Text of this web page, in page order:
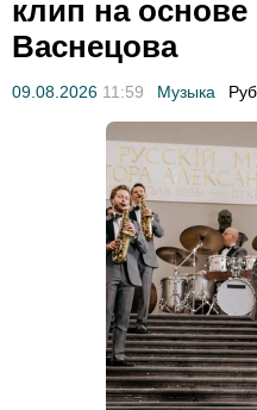
клип на
Васнецова
09.08.2026 11:59 Музыка